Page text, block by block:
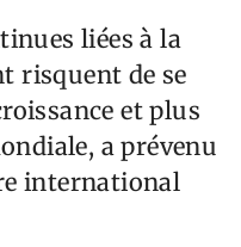
liées à la
risquent de se
et plus
a prévenu
international